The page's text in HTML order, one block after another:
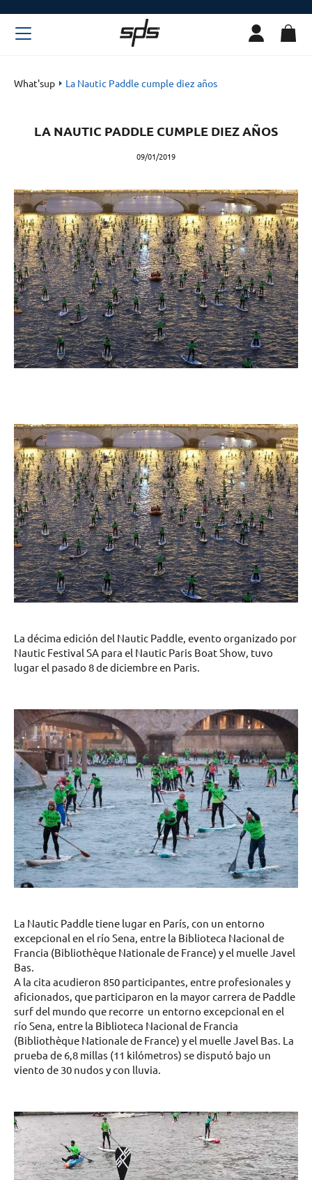
What'sup La Nautic Paddle cumple diez años
LA NAUTIC PADDLE CUMPLE DIEZ AÑOS
09/01/2019
La décima edición del Nautic Paddle, evento organizado por
Nautic Festival SA para el Nautic Paris Boat Show, tuvo
lugar el pasado 8 de diciembre en Paris.
La Nautic Paddle tiene lugar en París, con un entorno
excepcional en el río Sena, entre la Biblioteca Nacional de
Francia (Bibliothèque Nationale de France) y el muelle Javel
Bas.
A la cita acudieron 850 participantes, entre profesionales y
aficionados, que participaron en la mayor carrera de Paddle
surf del mundo que recorre un entorno excepcional en el
río Sena, entre la Biblioteca Nacional de Francia
(Bibliothèque Nationale de France) y el muelle Javel Bas. La
prueba de 6,8 millas (11 kilómetros) se disputó bajo un
viento de 30 nudos y con lluvia.